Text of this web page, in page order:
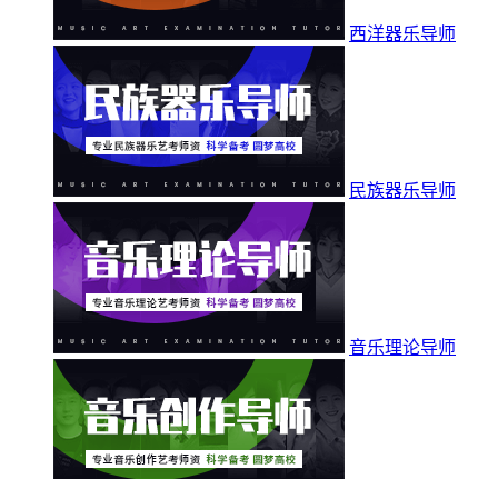
西洋器乐导师
民族器乐导师
音乐理论导师